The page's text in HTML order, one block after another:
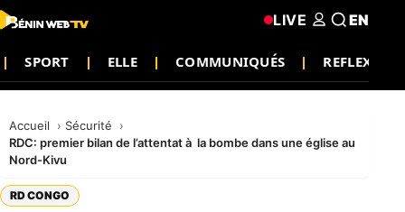
SPORT ELLE COMMUNIQUÉS REFLEXION
LIVE EN
Accueil
Sécurité
RDC: premier bilan de l’attentat à la bombe dans une église au
Nord-Kivu
RD CONGO